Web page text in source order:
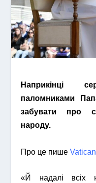
Наприкінці
паломниками
забувати про
народу.
Про це пише
«Й надалі всіх